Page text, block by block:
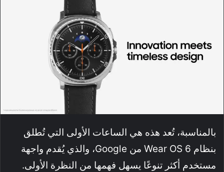
بالمناسبة، تُعد هذه هي الساعات الأولى التي تُطلق
بنظام Wear OS 6 من Google، والذي يُقدم واجهة
مستخدم أكثر تنوعًا يسهل فهمها من النظرة الأولى.